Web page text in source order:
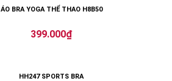
ÁO BRA YOGA THỂ THAO H8B50
399.000₫
HH247 SPORTS BRA